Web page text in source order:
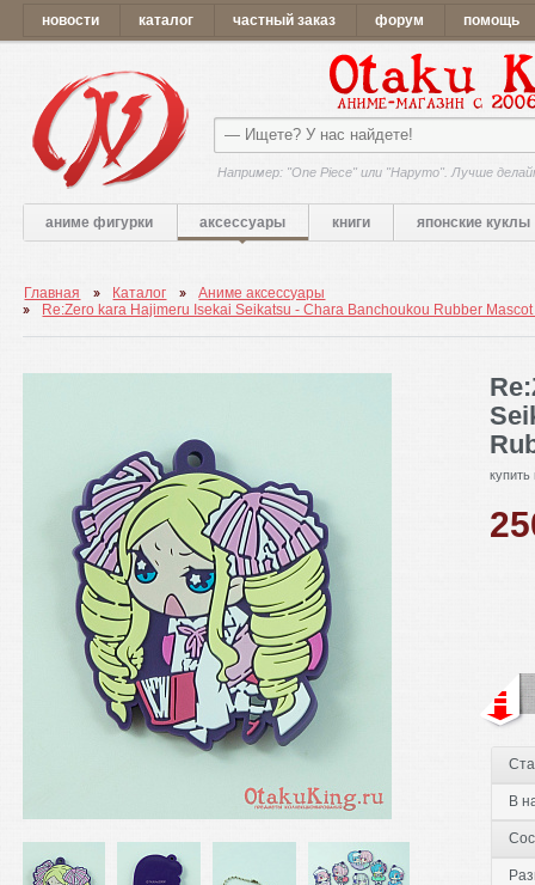
новости каталог частный заказ форум помощь
Например: "One Piece" или "Наруто". Лучше
аниме фигурки аксессуары книги японские куклы
Главная Каталог
Аниме аксессуары
Re:Zero kara Hajimeru Isekai Seikatsu - Chara Banchoukou Rubber
В